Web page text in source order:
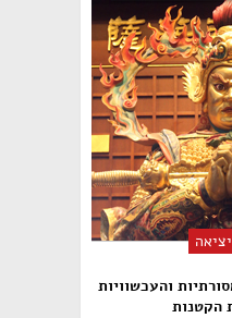
והעכשוויות
הקטנות